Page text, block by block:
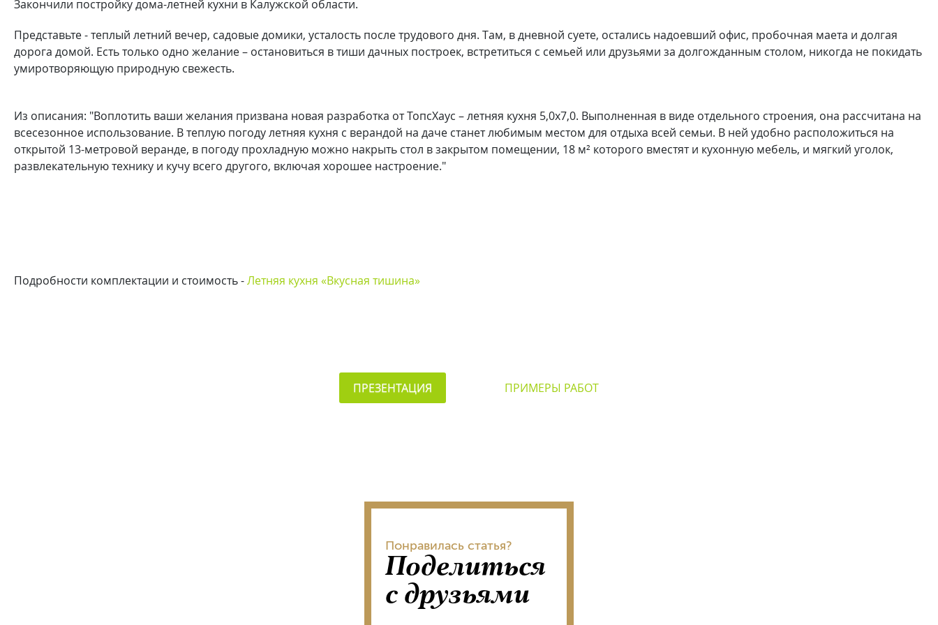
Закончили постройку дома-летней кухни в Калужской области.
Представьте - теплый летний вечер, садовые домики, усталость после трудового дня. Там, в дневной суете, остались надоевший офис, пробочная маета и долгая
дорога домой. Есть только одно желание – остановиться в тиши дачных построек, встретиться с семьей или друзьями за долгожданным столом, никогда не покидать
умиротворяющую природную свежесть.
Из описания: "Воплотить ваши желания призвана новая разработка от ТопсХаус – летняя кухня 5,0х7,0. Выполненная в виде отдельного строения, она рассчитана на
всесезонное использование. В теплую погоду летняя кухня с верандой на даче станет любимым местом для отдыха всей семьи. В ней удобно расположиться на
открытой 13-метровой веранде, в погоду прохладную можно накрыть стол в закрытом помещении, 18 м² которого вместят и кухонную мебель, и мягкий уголок,
развлекательную технику и кучу всего другого, включая хорошее настроение."
Подробности комплектации и стоимость -Летняя кухня «Вкусная тишина»
ПРЕЗЕНТАЦИЯ ПРИМЕРЫ РАБОТ
Понравилась статья?
Поделиться
с друзьями